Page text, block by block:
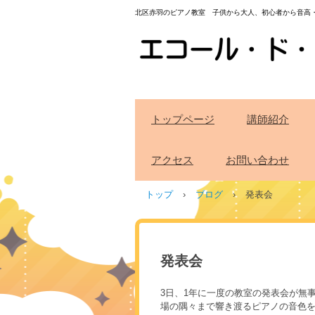
北区赤羽のピアノ教室 子供から大人、初心者から音高
トップページ 講師紹介
アクセス お問い合わせ
トップ › ブログ › 発表会
発表会
3日、1年に一度の教室の発表会が
場の隅々まで響き渡るピアノの音色